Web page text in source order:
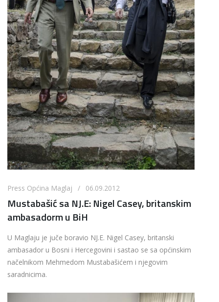
Press Općina Maglaj / 06.09.2012
Mustabašić sa NJ.E: Nigel Casey, britanskim
ambasadorm u BiH
U Maglaju je juče boravio NJ.E. Nigel Casey, britanski
ambasador u Bosni i Hercegovini i sastao se sa općinskim
načelnikom Mehmedom Mustabašićem i njegovim
saradnicima.